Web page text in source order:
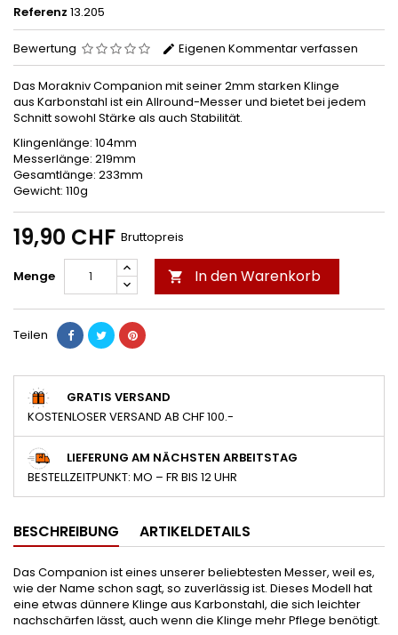
Referenz 13.205
Bewertung Eigenen Kommentar verfassen
Das Morakniv Companion mit seiner 2mm starken Klinge
aus Karbonstahl ist ein Allround-Messer und bietet bei jedem
Schnitt sowohl Stärke als auch Stabilität.
Klingenlänge: 104mm
Messerlänge: 219mm
Gesamtlänge: 233mm
Gewicht: 110g
19,90 CHF Bruttopreis
Menge  In den Warenkorb
Teilen
GRATIS VERSAND
KOSTENLOSER VERSAND AB CHF 100.-
LIEFERUNG AM NÄCHSTEN ARBEITSTAG
BESTELLZEITPUNKT: MO – FR BIS 12 UHR
BESCHREIBUNG ARTIKELDETAILS
Das Companion ist eines unserer beliebtesten Messer, weil es,
wie der Name schon sagt, so zuverlässig ist. Dieses Modell hat
eine etwas dünnere Klinge aus Karbonstahl, die sich leichter
nachschärfen lässt, auch wenn die Klinge mehr Pflege benötigt.